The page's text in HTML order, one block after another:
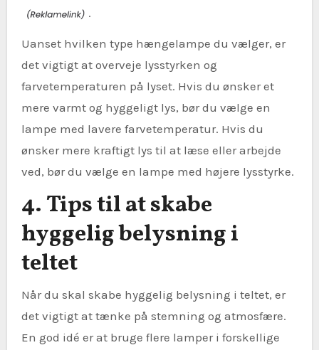
.
Uanset hvilken type hængelampe du vælger, er
det vigtigt at overveje lysstyrken og
farvetemperaturen på lyset. Hvis du ønsker et
mere varmt og hyggeligt lys, bør du vælge en
lampe med lavere farvetemperatur. Hvis du
ønsker mere kraftigt lys til at læse eller arbejde
ved, bør du vælge en lampe med højere lysstyrke.
4. Tips til at skabe
hyggelig belysning i
teltet
Når du skal skabe hyggelig belysning i teltet, er
det vigtigt at tænke på stemning og atmosfære.
En god idé er at bruge flere lamper i forskellige